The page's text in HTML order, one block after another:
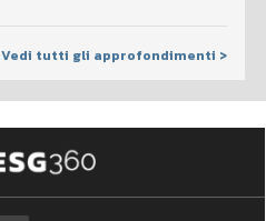
Vedi tutti gli approfondimenti >